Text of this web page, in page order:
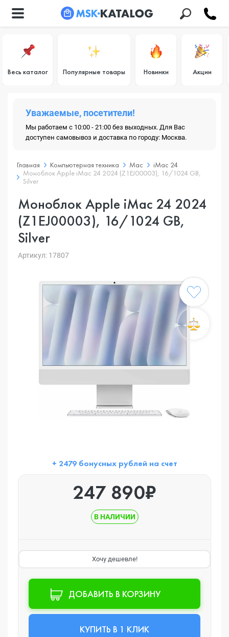
Весь каталог Популярные товары Новинки Акции
Уважаемые, посетители!
Мы работаем с 10:00 - 21:00 без выходных. Для Вас
доступен самовывоз и доставка по городу: Москва.
Главная Компьютерная техника Mac
iMac 24
Моноблок Apple iMac 24 2024 (Z1EJ00003), 16/1024 GB,
Silver
Моноблок Apple iMac 24 2024
(Z1EJ00003), 16/1024 GB,
Silver
Артикул: 17807
+ 2479 бонусных рублей на счет
247 890₽
В НАЛИЧИИ
Хочу дешевле!
ДОБАВИТЬ В КОРЗИНУ
КУПИТЬ В 1 КЛИК